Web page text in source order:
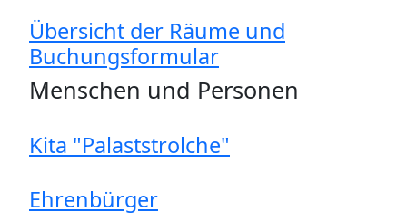
Übersicht der Räume und
Buchungsformular
Menschen und Personen
Kita "Palaststrolche"
Ehrenbürger